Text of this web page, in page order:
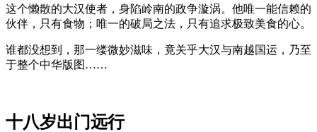
这个懒散的大汉使者，身陷岭南的政争漩涡。他唯一能信赖的
伙伴，只有食物；唯一的破局之法，只有追求极致美食的心。
谁都没想到，那一缕微妙滋味，竟关乎大汉与南越国运，乃至
于整个中华版图……
十八岁出门远行